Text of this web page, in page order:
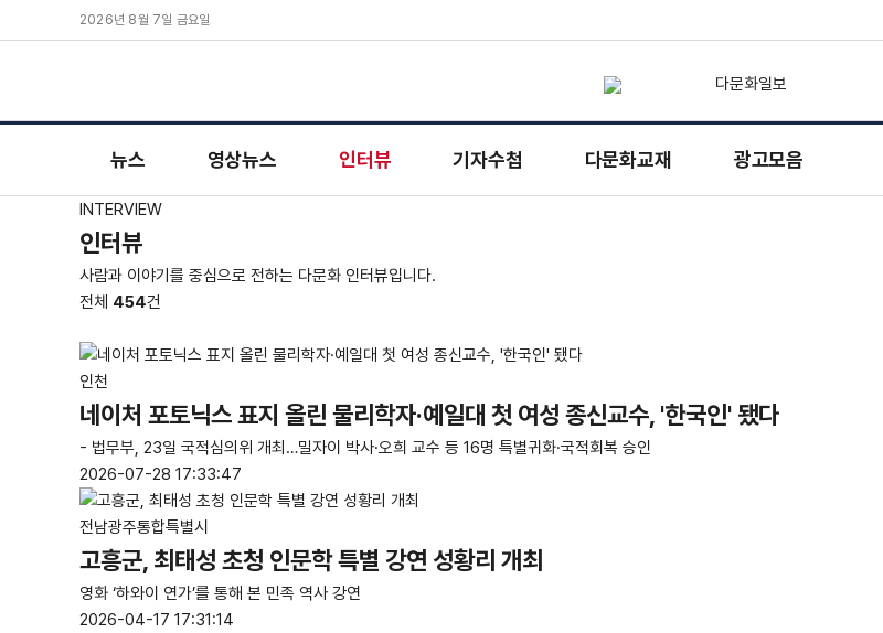
2026년 8월 7일 금요일
뉴스 영상뉴스 인터뷰 기자수첩 다문화교재 광고모음
INTERVIEW
인터뷰
사람과 이야기를 중심으로 전하는 다문화 인터뷰입니다.
전체 454건
텍스트보기
이미지와 텍스트 보기
이미지 보기
인천
네이처 포토닉스 표지 올린 물리학자·예일대 첫 여성 종신교수, '한국인' 됐다
- 법무부, 23일 국적심의위 개최…밀자이 박사·오희 교수 등 16명 특별귀화·국적회복 승인
2026-07-28 17:33:47
전남광주통합특별시
고흥군, 최태성 초청 인문학 특별 강연 성황리 개최
영화 ‘하와이 연가’를 통해 본 민족 역사 강연
2026-04-17 17:31:14